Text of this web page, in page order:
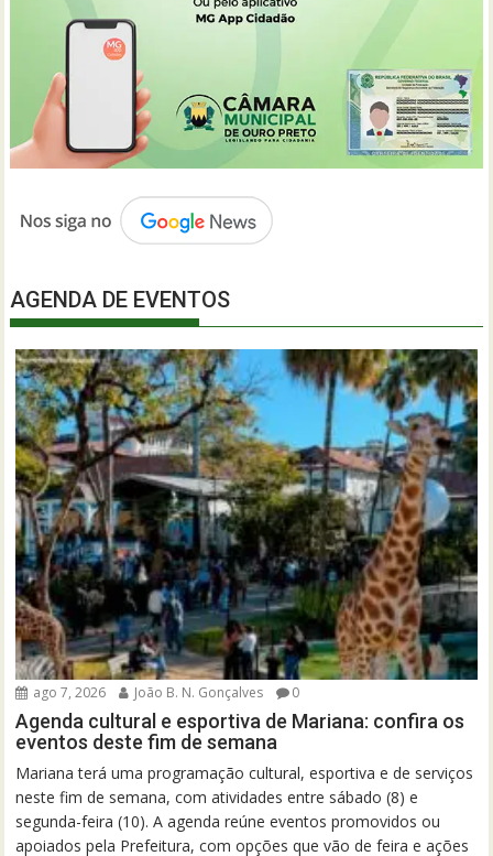
AGENDA DE EVENTOS
ago 7, 2026 João B. N. Gonçalves 0
Agenda cultural e esportiva de Mariana: confira os
eventos deste fim de semana
Mariana terá uma programação cultural, esportiva e de serviços
neste fim de semana, com atividades entre sábado (8) e
segunda-feira (10). A agenda reúne eventos promovidos ou
apoiados pela Prefeitura, com opções que vão de feira e ações